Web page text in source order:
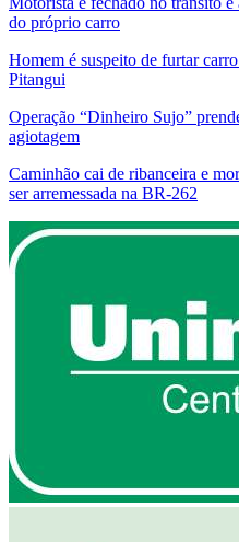
do próprio carro
Homem é suspeito de furtar
Pitangui
Operação “Dinheiro Sujo”
agiotagem
Caminhão cai de ribanceira e
ser arremessada na BR-262